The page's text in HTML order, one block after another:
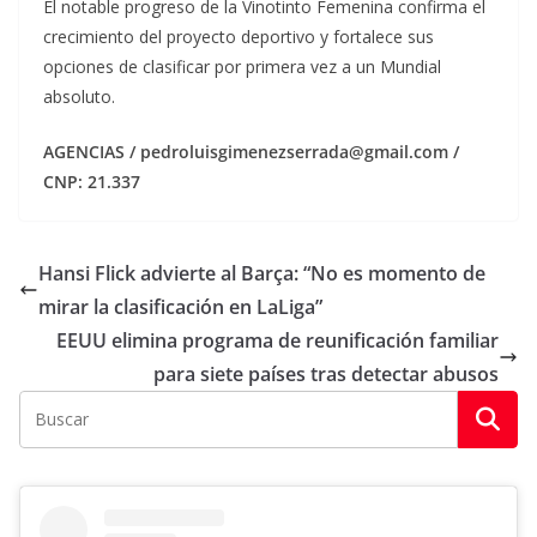
El notable progreso de la Vinotinto Femenina confirma el
crecimiento del proyecto deportivo y fortalece sus
opciones de clasificar por primera vez a un Mundial
absoluto.
AGENCIAS / pedroluisgimenezserrada@gmail.com /
CNP: 21.337
Hansi Flick advierte al Barça: “No es momento de
mirar la clasificación en LaLiga”
EEUU elimina programa de reunificación familiar
para siete países tras detectar abusos